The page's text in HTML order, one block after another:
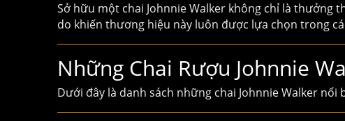
Sở hữu một chai Johnnie Walker không chỉ là thưởng
do khiến thương hiệu này luôn được lựa chọn trong
Những Chai Rượu Johnnie
Dưới đây là danh sách những chai Johnnie Walker